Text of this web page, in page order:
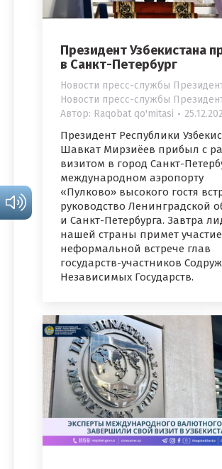
Президент Узбекистана
в Санкт-Петербург
Новости пресс-службы
Новости пресс-службы
Автор: Raqobat qo'mitasi
Президент Республики
Шавкат Мирзиёев прибыл с
визитом в город Санкт-
международном аэропорту
«Пулково» высокого гостя
руководство Ленинградской
и Санкт-Петербурга. Завтра
нашей страны примет
неформальной встрече глав
государств-участников
Независимых Государств.